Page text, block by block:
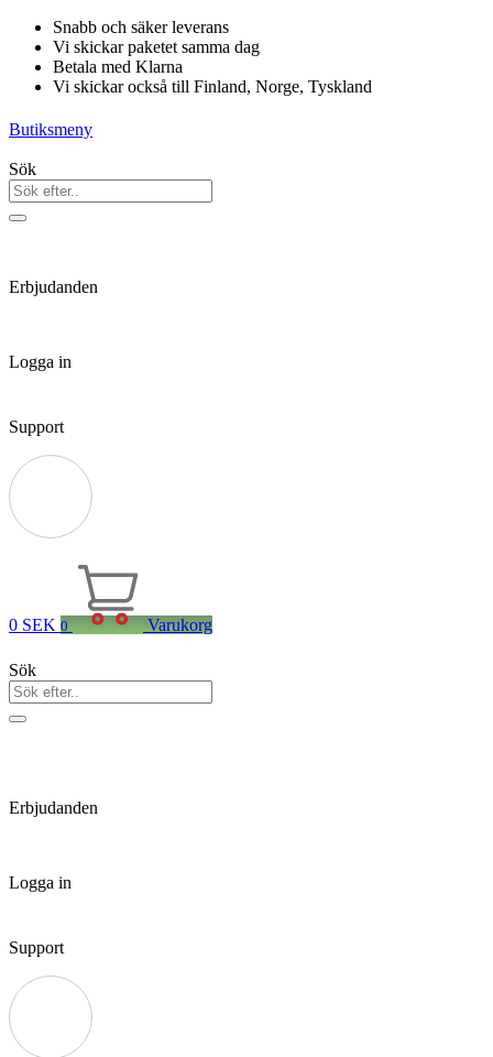
Hoppa
innehåll
Snabb och säker leverans
Vi skickar paketet samma dag
Betala med Klarna
Vi skickar också till Finland, Norge, Tyskland
Butiksmeny
Sök
Erbjudanden
Logga in
Support
0 SEK 0 Varukorg
Sök
Erbjudanden
Logga in
Support